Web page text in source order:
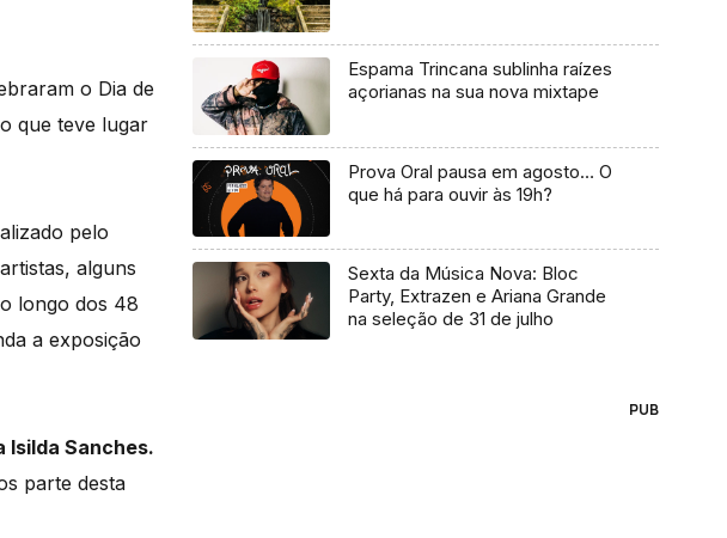
o Dia de
que teve lugar
pelo
alguns
longo dos 48
a exposição
Isilda Sanches.
parte desta
Espama Trincana sublinha raízes
açorianas na sua nova mixtape
Prova Oral pausa em agosto… O
que há para ouvir às 19h?
Sexta da Música Nova: Bloc
Party, Extrazen e Ariana Grande
na seleção de 31 de julho
PUB